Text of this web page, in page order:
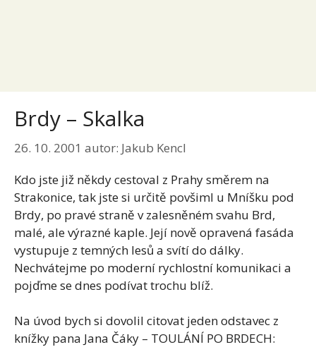
Brdy – Skalka
26. 10. 2001 autor: Jakub Kencl
Kdo jste již někdy cestoval z Prahy směrem na
Strakonice, tak jste si určitě povšiml u Mníšku pod
Brdy, po pravé straně v zalesněném svahu Brd,
malé, ale výrazné kaple. Její nově opravená fasáda
vystupuje z temných lesů a svítí do dálky.
Nechvátejme po moderní rychlostní komunikaci a
pojďme se dnes podívat trochu blíž.
Na úvod bych si dovolil citovat jeden odstavec z
knížky pana Jana Čáky – TOULÁNÍ PO BRDECH: